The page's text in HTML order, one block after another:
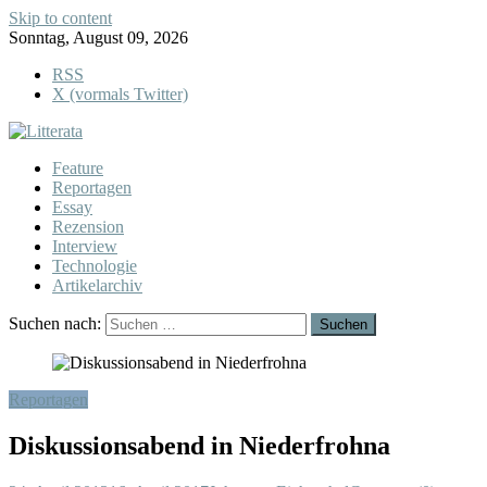
Skip to content
Sonntag, August 09, 2026
RSS
X (vormals Twitter)
Feature
Reportagen
Essay
Rezension
Interview
Technologie
Artikelarchiv
Suchen nach:
Reportagen
Diskussionsabend in Niederfrohna